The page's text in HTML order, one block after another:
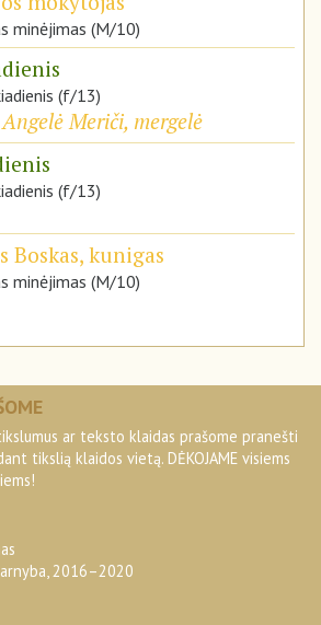
minėjimas (M/10)
(f/13)
Meriči, mergelė
(f/13)
Boskas, kunigas
minėjimas (M/10)
ar teksto klaidas prašome pranešti
tikslią klaidos vietą. DĖKOJAME visiems
2016–2020